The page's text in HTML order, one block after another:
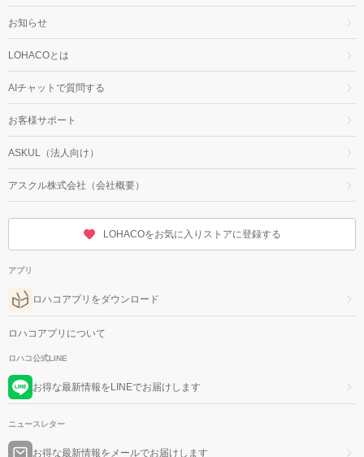
お知らせ
LOHACOとは
AIチャットで質問する
お客様サポート
ASKUL（法人向け）
アスクル株式会社（会社概要）
LOHACOをお気に入りストアに登録する
アプリ
ロハコアプリをダウンロード
ロハコアプリについて
ロハコ公式LINE
お得な最新情報をLINEでお届けします
ニュースレター
お得な最新情報をメールでお届けします